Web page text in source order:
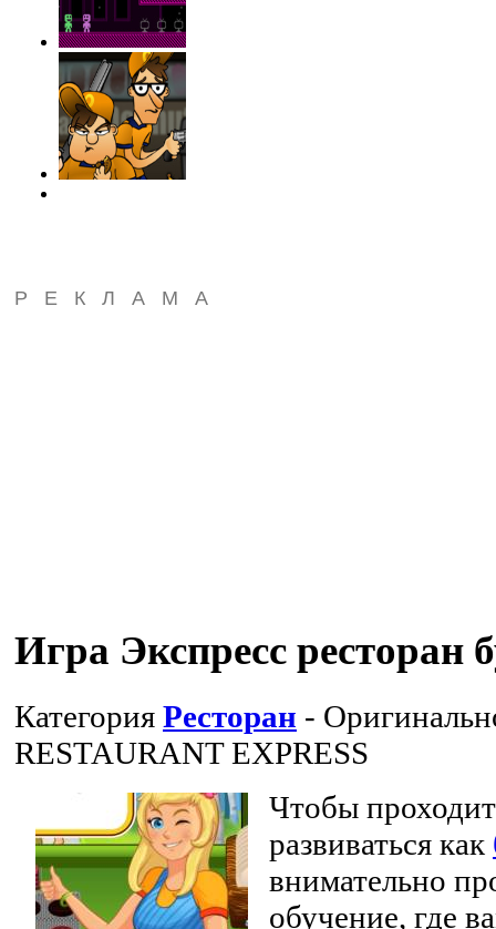
РЕКЛАМА
Игра Экспресс ресторан
Категория Ресторан -
RESTAURANT EXPRESS
Чтобы
развиваться как
внимательно
обучение, где